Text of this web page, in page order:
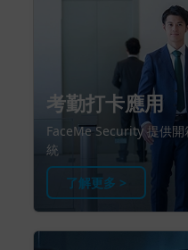
考勤打卡應用
FaceMe Security 提供
統
了解更多 >